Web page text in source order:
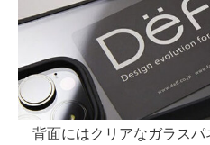
背面にはクリアなガラスパ